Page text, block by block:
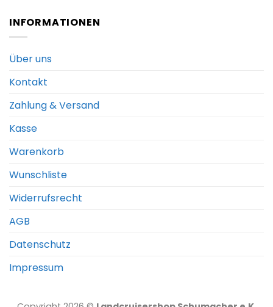
INFORMATIONEN
Über uns
Kontakt
Zahlung & Versand
Kasse
Warenkorb
Wunschliste
Widerrufsrecht
AGB
Datenschutz
Impressum